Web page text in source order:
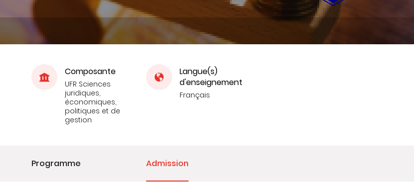
Composante
UFR Sciences
juridiques,
économiques,
politiques et de
gestion
Langue(s)
d'enseignement
Français
Programme Admission